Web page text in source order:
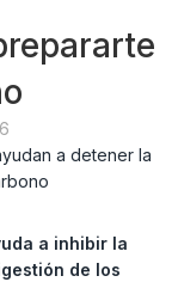
a inhibir la
de los